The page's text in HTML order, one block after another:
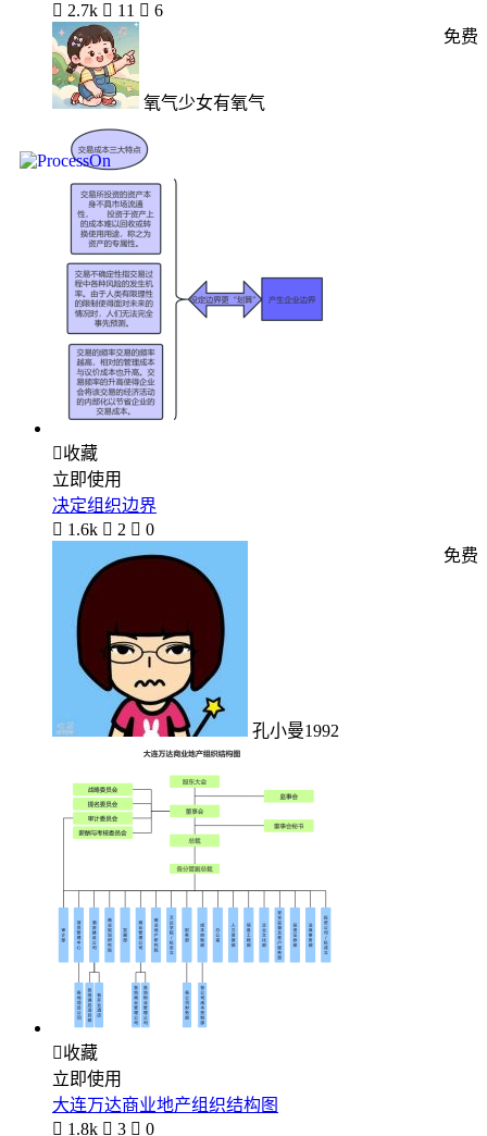
 2.7k  11  6
氧气少女有氧气
免费
收藏
立即使用
决定组织边界
 1.6k  2  0
孔小曼1992
免费
收藏
立即使用
大连万达商业地产组织结构图
 1.8k  3  0